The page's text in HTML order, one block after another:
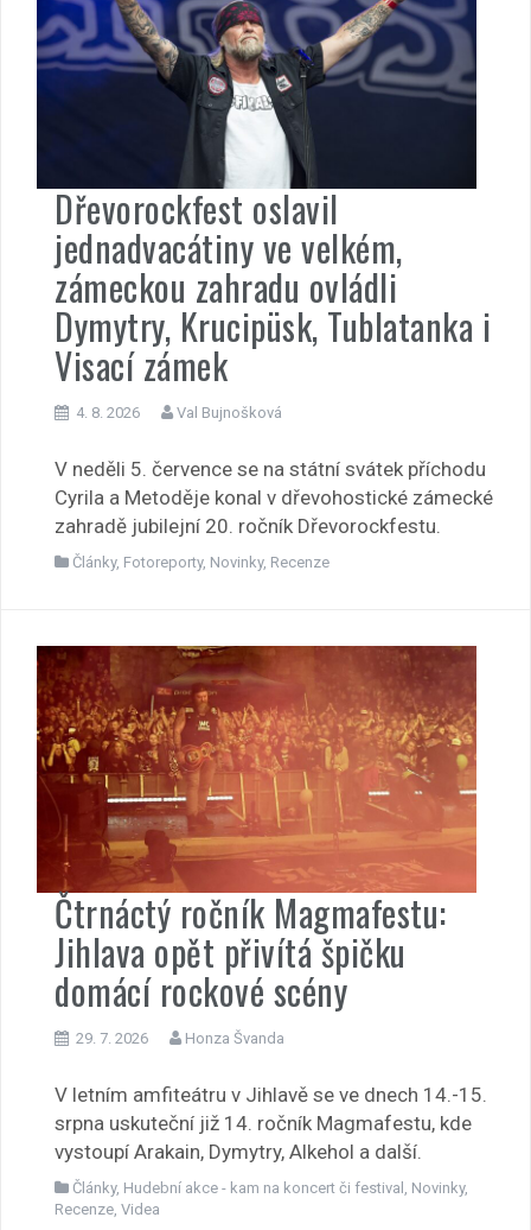
Dřevorockfest oslavil
jednadvacátiny ve velkém,
zámeckou zahradu ovládli
Dymytry, Krucipüsk, Tublatanka i
Visací zámek
4. 8. 2026 Val Bujnošková
V neděli 5. července se na státní svátek příchodu
Cyrila a Metoděje konal v dřevohostické zámecké
zahradě jubilejní 20. ročník Dřevorockfestu.
Články, Fotoreporty, Novinky, Recenze
Čtrnáctý ročník Magmafestu:
Jihlava opět přivítá špičku
domácí rockové scény
29. 7. 2026 Honza Švanda
V letním amfiteátru v Jihlavě se ve dnech 14.-15.
srpna uskuteční již 14. ročník Magmafestu, kde
vystoupí Arakain, Dymytry, Alkehol a další.
Články, Hudební akce - kam na koncert či festival Novinky,
Recenze Videa